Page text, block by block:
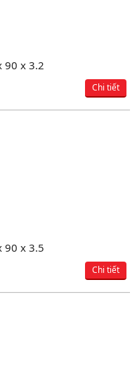
90 x 3.2
Chi tiết
90 x 3.5
Chi tiết
x 2.8
Chi tiết
x 3.0
Chi tiết